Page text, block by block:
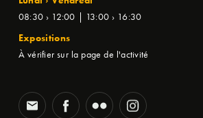
08:30 › 12:00 | 13:00 › 16:30
Expositions
À vérifier sur la page de l'activité